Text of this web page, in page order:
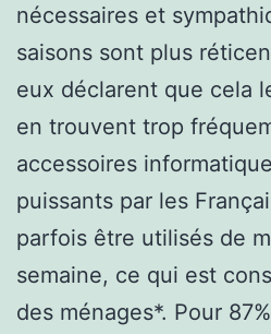
nécessaires et
saisons sont plus
eux déclarent que cela
en trouvent trop
accessoires
puissants par les
parfois être utilisés de
semaine, ce qui est
des ménages*. Pour